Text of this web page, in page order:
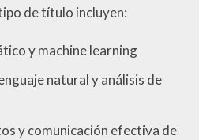
de título incluyen:
y machine learning
natural y análisis de
y comunicación efectiva de